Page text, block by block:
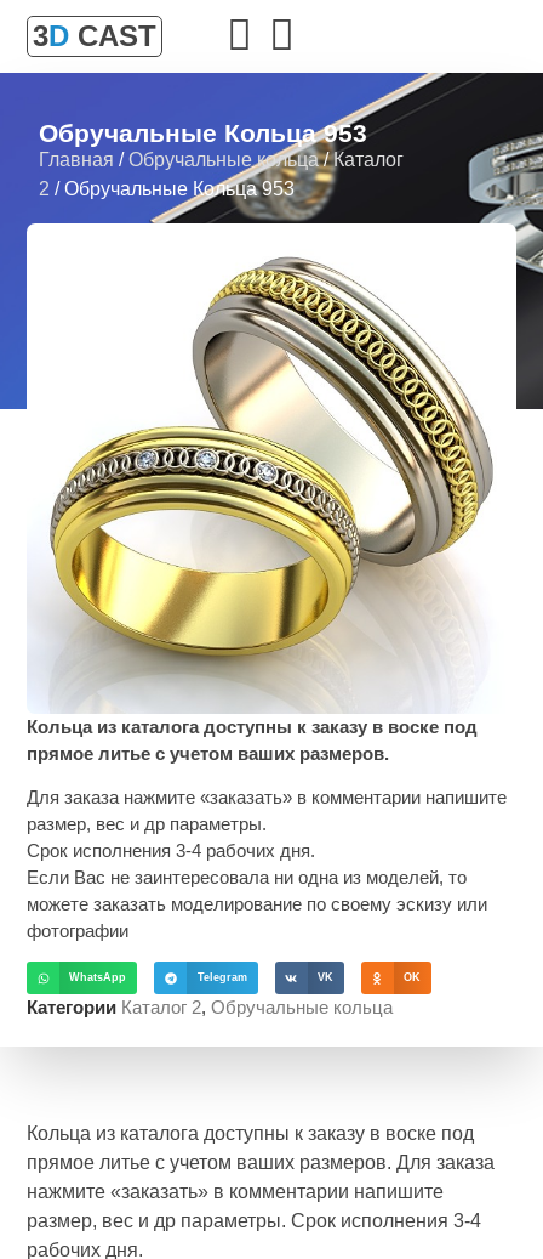
3D CAST
Обручальные Кольца 953
Главная /Обручальные кольца/Каталог
2 / Обручальные Кольца 953
Кольца из каталога доступны к заказу в воске под
прямое литье с учетом ваших размеров.
Для заказа нажмите «заказать» в комментарии напишите
размер, вес и др параметры.
Срок исполнения 3-4 рабочих дня.
Если Вас не заинтересовала ни одна из моделей, то
можете заказать моделирование по своему эскизу или
фотографии
WhatsApp Telegram VK OK
Категории Каталог 2,Обручальные кольца
Кольца из каталога доступны к заказу в воске под
прямое литье с учетом ваших размеров. Для заказа
нажмите «заказать» в комментарии напишите
размер, вес и др параметры. Срок исполнения 3-4
рабочих дня.